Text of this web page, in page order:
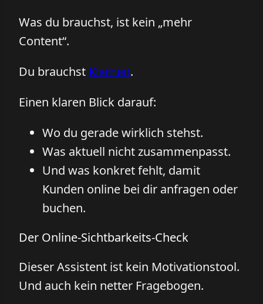
Was du brauchst, ist kein „mehr
Content“.
Du brauchst Klarheit.
Einen klaren Blick darauf:
Wo du gerade wirklich stehst.
Was aktuell nicht zusammenpasst.
Und was konkret fehlt, damit
Kunden online bei dir anfragen oder
buchen.
Der Online-Sichtbarkeits-Check
Dieser Assistent ist kein Motivationstool.
Und auch kein netter Fragebogen.